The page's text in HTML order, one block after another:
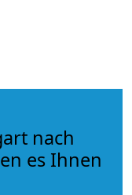
nach
es Ihnen